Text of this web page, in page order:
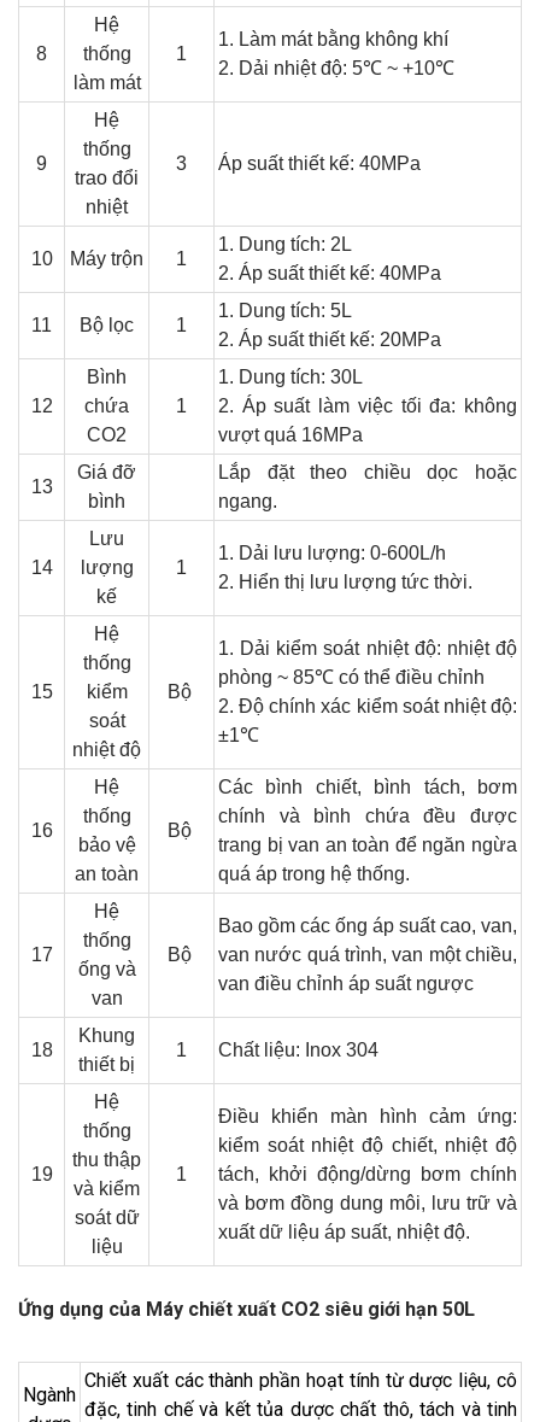
8
Hệ
thống
làm mát
1
1. Làm mát bằng không khí
2. Dải nhiệt độ: 5℃ ~ +10℃
9
Hệ
thống
trao đổi
nhiệt
3 Áp suất thiết kế: 40MPa
10 Máy trộn 1
1. Dung tích: 2L
2. Áp suất thiết kế: 40MPa
11 Bộ lọc 1
1. Dung tích: 5L
2. Áp suất thiết kế: 20MPa
12
Bình
chứa
CO2
1
1. Dung tích: 30L
2. Áp suất làm việc tối đa: không
vượt quá 16MPa
13
Giá đỡ
bình
Lắp đặt theo chiều dọc hoặc
ngang.
14
Lưu
lượng
kế
1
1. Dải lưu lượng: 0-600L/h
2. Hiển thị lưu lượng tức thời.
15
Hệ
thống
kiểm
soát
nhiệt độ
Bộ
1. Dải kiểm soát nhiệt độ: nhiệt độ
phòng ~ 85℃ có thể điều chỉnh
2. Độ chính xác kiểm soát nhiệt độ:
±1℃
16
Hệ
thống
bảo vệ
an toàn
Bộ
Các bình chiết, bình tách, bơm
chính và bình chứa đều được
trang bị van an toàn để ngăn ngừa
quá áp trong hệ thống.
17
Hệ
thống
ống và
van
Bộ
Bao gồm các ống áp suất cao, van,
van nước quá trình, van một chiều,
van điều chỉnh áp suất ngược
18
Khung
thiết bị
1 Chất liệu: Inox 304
19
Hệ
thống
thu thập
và kiểm
soát dữ
liệu
1
Điều khiển màn hình cảm ứng:
kiểm soát nhiệt độ chiết, nhiệt độ
tách, khởi động/dừng bơm chính
và bơm đồng dung môi, lưu trữ và
xuất dữ liệu áp suất, nhiệt độ.
Ứng dụng của Máy chiết xuất CO2 siêu giới hạn 50L
Ngành
Chiết xuất các thành phần hoạt tính từ dược liệu, cô
đặc, tinh chế và kết tủa dược chất thô, tách và tinh